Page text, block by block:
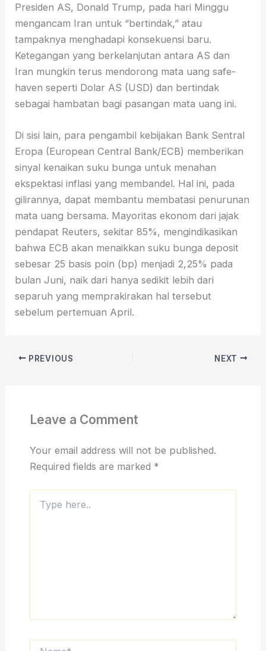
Presiden AS, Donald Trump, pada hari Minggu
mengancam Iran untuk “bertindak,” atau
tampaknya menghadapi konsekuensi baru.
Ketegangan yang berkelanjutan antara AS dan
Iran mungkin terus mendorong mata uang safe-
haven seperti Dolar AS (USD) dan bertindak
sebagai hambatan bagi pasangan mata uang ini.
Di sisi lain, para pengambil kebijakan Bank Sentral
Eropa (European Central Bank/ECB) memberikan
sinyal kenaikan suku bunga untuk menahan
ekspektasi inflasi yang membandel. Hal ini, pada
gilirannya, dapat membantu membatasi penurunan
mata uang bersama. Mayoritas ekonom dari jajak
pendapat Reuters, sekitar 85%, mengindikasikan
bahwa ECB akan menaikkan suku bunga deposit
sebesar 25 basis poin (bp) menjadi 2,25% pada
bulan Juni, naik dari hanya sedikit lebih dari
separuh yang memprakirakan hal tersebut
sebelum pertemuan April.
PREVIOUS NEXT
Leave a Comment
Your email address will not be published.
Required fields are marked *
here..